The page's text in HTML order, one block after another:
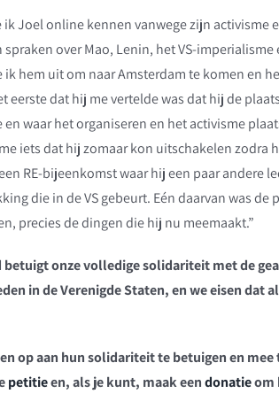
ik Joel online kennen vanwege zijn activisme
over Mao, Lenin, het VS-
hem uit om naar Amsterdam te komen en
eerste dat hij me vertelde was dat hij de
waar het organiseren en het activisme
iets dat hij zomaar kon uitschakelen
RE-bijeenkomst waar hij een paar andere
die in de VS gebeurt. Eén daarvan was de
precies de dingen die hij nu meemaakt.”
onze volledige solidariteit met de
in de Verenigde Staten, en we eisen dat
op aan hun solidariteit te betuigen en
petitieen, als je kunt, maak eendonatieom